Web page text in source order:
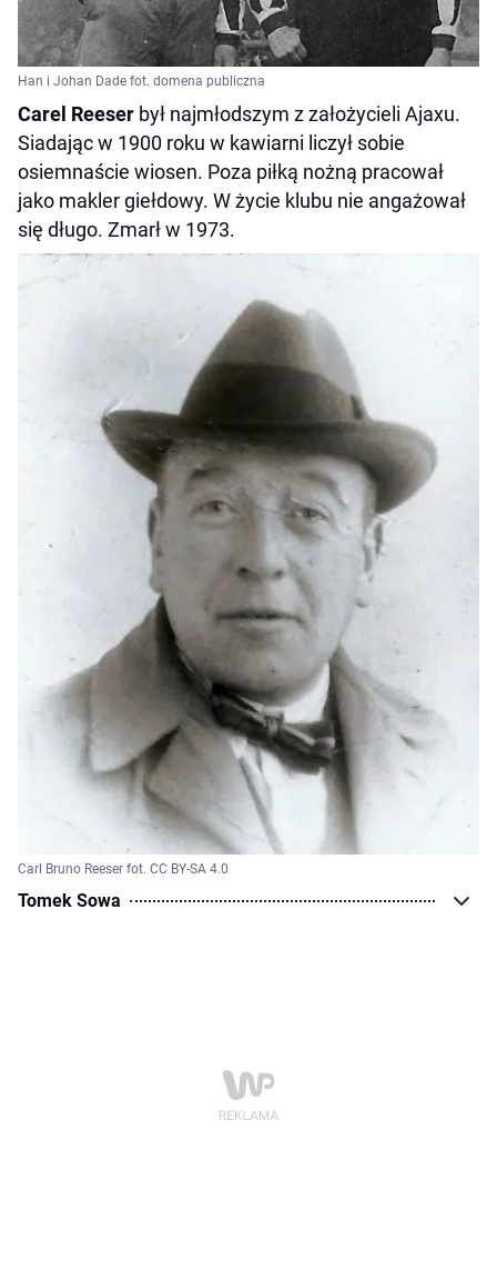
Han i Johan Dade fot. domena publiczna
Carel Reeser był najmłodszym z założycieli Ajaxu.
Siadając w 1900 roku w kawiarni liczył sobie
osiemnaście wiosen. Poza piłką nożną pracował
jako makler giełdowy. W życie klubu nie angażował
się długo. Zmarł w 1973.
Carl Bruno Reeser fot. CC BY-SA 4.0
Tomek Sowa